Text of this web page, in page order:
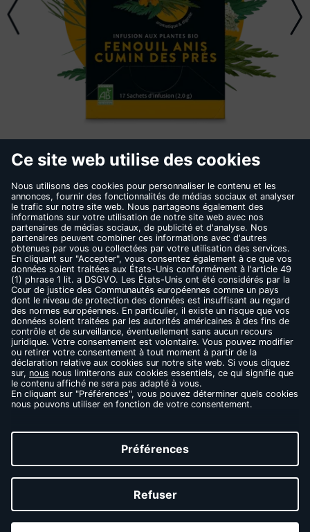
FENOUIL ANIS
CUMIN DES PRÉS
CONTACT
FAQ
MENTIONS LÉGALES
CONDITIONS D’UTILISATION
RÈGLES DE CONFIDENTIALITÉ
COOKIES
THÉS NOIRS
INFUSIONS
LES MAÎTRES DU THÉ
MEDIA LIBRARY